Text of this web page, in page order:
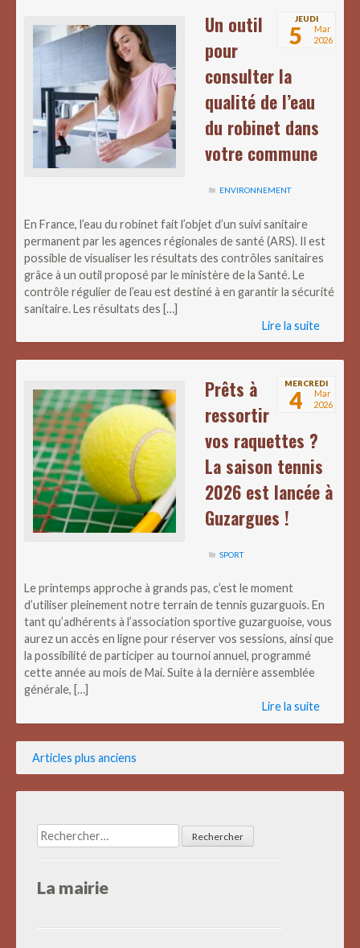
JEUDI
5
Mar
2026
Un outil
pour
consulter la
qualité de l’eau
du robinet dans
votre commune
ENVIRONNEMENT
En France, l’eau du robinet fait l’objet d’un suivi sanitaire
permanent par les agences régionales de santé (ARS). Il est
possible de visualiser les résultats des contrôles sanitaires
grâce à un outil proposé par le ministère de la Santé. Le
contrôle régulier de l’eau est destiné à en garantir la sécurité
sanitaire. Les résultats des […]
Lire la suite
MERCREDI
4
Mar
2026
Prêts à
ressortir
vos raquettes ?
La saison tennis
2026 est lancée à
Guzargues !
SPORT
Le printemps approche à grands pas, c’est le moment
d’utiliser pleinement notre terrain de tennis guzarguois. En
tant qu’adhérents à l’association sportive guzarguoise, vous
aurez un accès en ligne pour réserver vos sessions, ainsi que
la possibilité de participer au tournoi annuel, programmé
cette année au mois de Mai. Suite à la dernière assemblée
générale, […]
Lire la suite
Navigation
des
Articles plus anciens
Rechercher :
La mairie